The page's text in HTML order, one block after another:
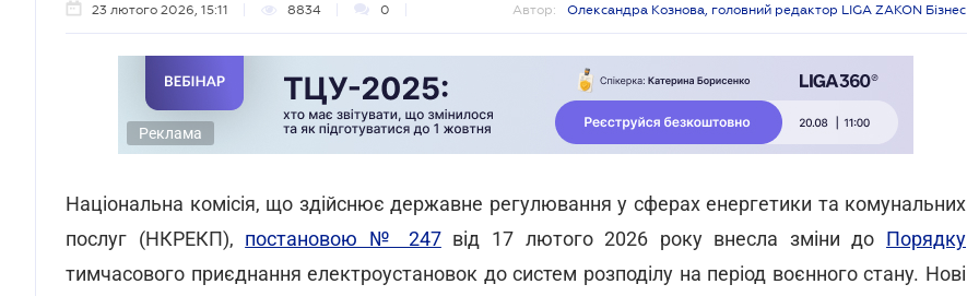
23 лютого 2026, 15:11 8834 0 Автор: Олександра Кознова, головний редактор LIGA ZAKON Бізнес
Реклама
Національна комісія, що здійснює державне регулювання у сферах енергетики та комунальних
послуг (НКРЕКП), постановою № 247від 17 лютого 2026 року внесла зміни до Порядку
тимчасового приєднання електроустановок до систем розподілу на період воєнного стану. Нові